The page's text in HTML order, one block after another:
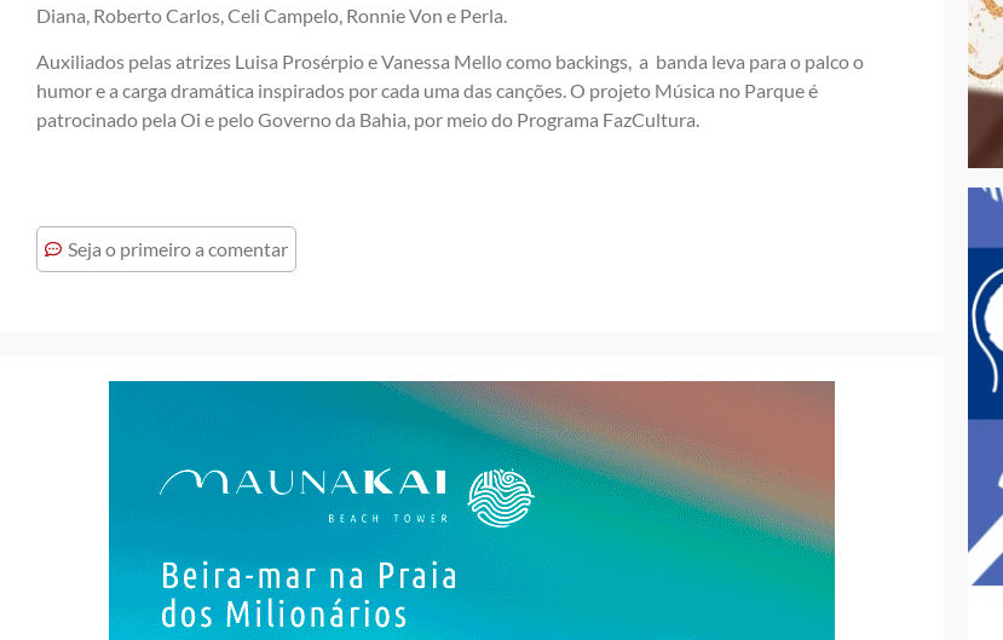
Diana, Roberto Carlos, Celi Campelo, Ronnie Von e Perla.
Auxiliados pelas atrizes Luisa Prosérpio e Vanessa Mello como backings, a banda leva para o palco o
humor e a carga dramática inspirados por cada uma das canções. O projeto Música no Parque é
patrocinado pela Oi e pelo Governo da Bahia, por meio do Programa FazCultura.
Seja o primeiro a comentar